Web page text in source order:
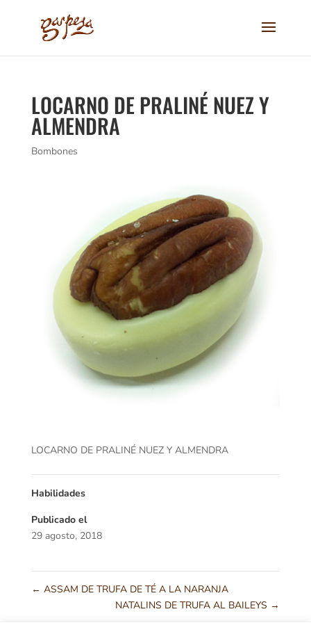
LOCARNO DE PRALINÉ NUEZ Y
ALMENDRA
Bombones
LOCARNO DE PRALINÉ NUEZ Y ALMENDRA
Habilidades
Publicado el
29 agosto, 2018
← ASSAM DE TRUFA DE TÉ A LA NARANJA
NATALINS DE TRUFA AL BAILEYS →